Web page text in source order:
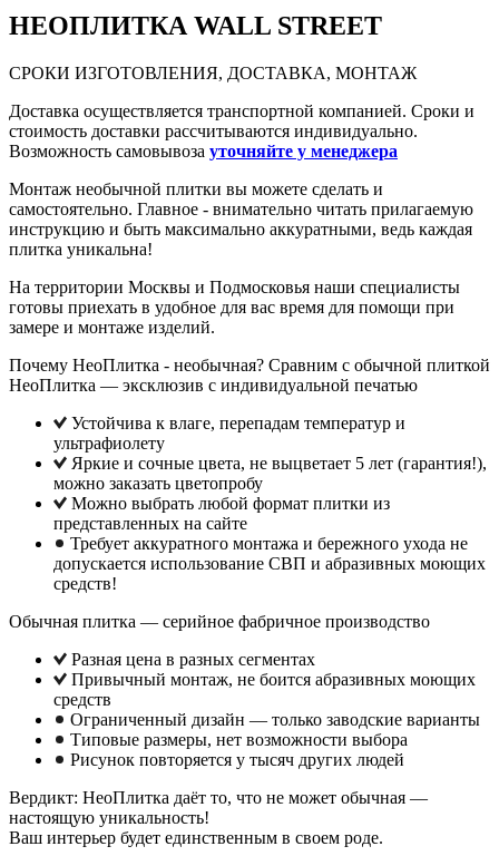
НЕОПЛИТКА WALL STREET
СРОКИ ИЗГОТОВЛЕНИЯ, ДОСТАВКА, МОНТАЖ
Доставка осуществляется транспортной компанией. Сроки и
стоимость доставки рассчитываются индивидуально.
Возможность самовывоза уточняйте у менеджера
Монтаж необычной плитки вы можете сделать и
самостоятельно. Главное - внимательно читать прилагаемую
инструкцию и быть максимально аккуратными, ведь каждая
плитка уникальна!
На территории Москвы и Подмосковья наши специалисты
готовы приехать в удобное для вас время для помощи при
замере и монтаже изделий.
Почему НеоПлитка - необычная? Сравним с обычной плиткой
НеоПлитка — эксклюзив с индивидуальной печатью
Устойчива к влаге, перепадам температур и
ультрафиолету
Яркие и сочные цвета, не выцветает 5 лет (гарантия!),
можно заказать цветопробу
Можно выбрать любой формат плитки из
представленных на сайте
Требует аккуратного монтажа и бережного ухода не
допускается использование СВП и абразивных моющих
средств!
Обычная плитка — серийное фабричное производство
Разная цена в разных сегментах
Привычный монтаж, не боится абразивных моющих
средств
Ограниченный дизайн — только заводские варианты
Типовые размеры, нет возможности выбора
Рисунок повторяется у тысяч других людей
Вердикт: НеоПлитка даёт то, что не может обычная —
настоящую уникальность!
Ваш интерьер будет единственным в своем роде.